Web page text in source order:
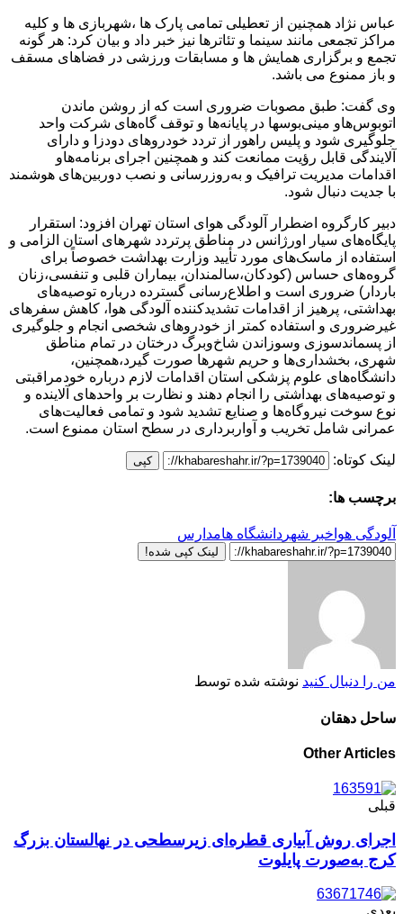
عباس نژاد همچنین از تعطیلی تمامی پارک ها ،شهربازی ها و کلیه
مراکز تجمعی مانند سینما و تئاترها نیز خبر داد و بیان کرد: هر گونه
تجمع و برگزاری همایش ها و مسابقات ورزشی در فضاهای مسقف
و باز ممنوع می باشد.
وی گفت: طبق مصوبات ضروری است که از روشن ماندن
اتوبوس‌هاو مینی‌بوسها در پایانه‌ها و توقف گاه‌های شرکت واحد
جلوگیری شود و پلیس راهور از تردد خودروهای دودزا و دارای
آلایندگی قابل رؤیت ممانعت کند و همچنین اجرای برنامه‌هاو
اقدامات مدیریت ترافیک و به‌روزرسانی و نصب دوربین‌های هوشمند
با جدیت دنبال شود.
دبیر کارگروه اضطرار آلودگی هوای استان تهران افزود: استقرار
پایگاه‌های سیار اورژانس در مناطق پرتردد شهرهای استان الزامی و
استفاده از ماسک‌های مورد تأیید وزارت بهداشت خصوصاً برای
گروه‌های حساس (کودکان،سالمندان، بیماران قلبی و تنفسی،زنان
باردار) ضروری است و اطلاع‌رسانی گسترده درباره توصیه‌های
بهداشتی، پرهیز از اقدامات تشدیدکننده آلودگی هوا، کاهش سفرهای
غیرضروری و استفاده کمتر از خودروهای شخصی انجام و جلوگیری
از پسماندسوزی وسوزاندن شاخ‌وبرگ درختان در تمام مناطق
شهری، بخشداری‌ها و حریم شهرها صورت گیرد،همچنین،
دانشگاه‌های علوم پزشکی استان اقدامات لازم درباره خودمراقبتی
و توصیه‌های بهداشتی را انجام دهند و نظارت بر واحدهای آلاینده و
نوع سوخت نیروگاه‌ها و صنایع تشدید شود و تمامی فعالیت‌های
عمرانی شامل تخریب و آواربرداری در سطح استان ممنوع است.
لینک کوتاه: کپی
برچسب ها:
آلودگی هوا خبر شهر دانشگاه هامدارس
لینک کپی شده!
من را دنبال کنید نوشته شده توسط
ساحل دهقان
Other Articles
قبلی
اجرای روش آبیاری قطره‌ای زیرسطحی در نهالستان بزرگ
کرج به‌صورت پایلوت